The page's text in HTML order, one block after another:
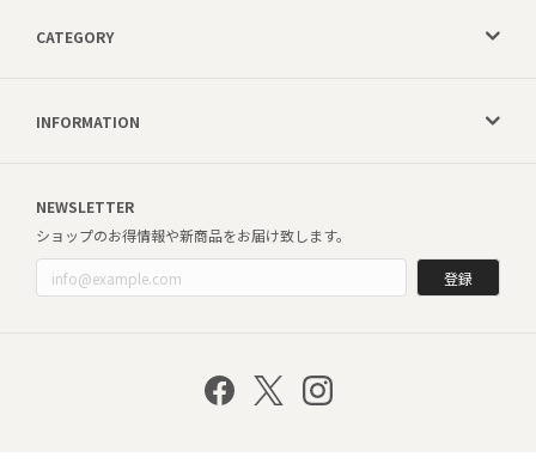
CATEGORY
INFORMATION
NEWSLETTER
ショップのお得情報や新商品をお届け致します。
登録